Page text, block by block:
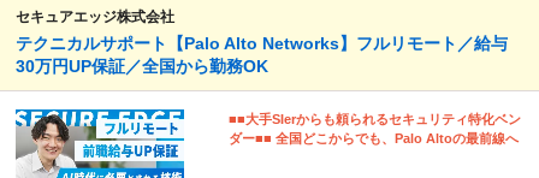
セキュアエッジ株式会社
テクニカルサポート【Palo Alto Networks】フルリモート／給与
30万円UP保証／全国から勤務OK
■■大手SIerからも頼られるセキュリティ特化ベン
ダー■■ 全国どこからでも、Palo Altoの最前線へ